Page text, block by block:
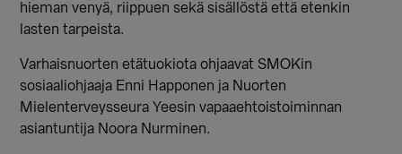
hieman venyä, riippuen sekä sisällöstä että etenkin
lasten tarpeista.
Varhaisnuorten etätuokiota ohjaavat SMOKin
sosiaaliohjaaja Enni Happonen ja Nuorten
Mielenterveysseura Yeesin vapaaehtoistoiminnan
asiantuntija Noora Nurminen.